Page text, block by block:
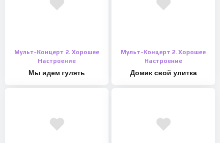
Мульт-Концерт 2. Хорошее
Настроение
Мы идем гулять
Мульт-Концерт 2. Хорошее
Настроение
Домик свой улитка